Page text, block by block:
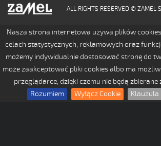
ALL RIGHTS RESERVED © ZAMEL
Nasza strona internetowa używa plików
celach statystycznych, reklamowych oraz
możemy indywidualnie dostosować stronę do
może zaakceptować pliki cookies albo ma
przeglądarce, dzięki czemu nie będą zbierane
Rozumiem
Wyłącz Cookie